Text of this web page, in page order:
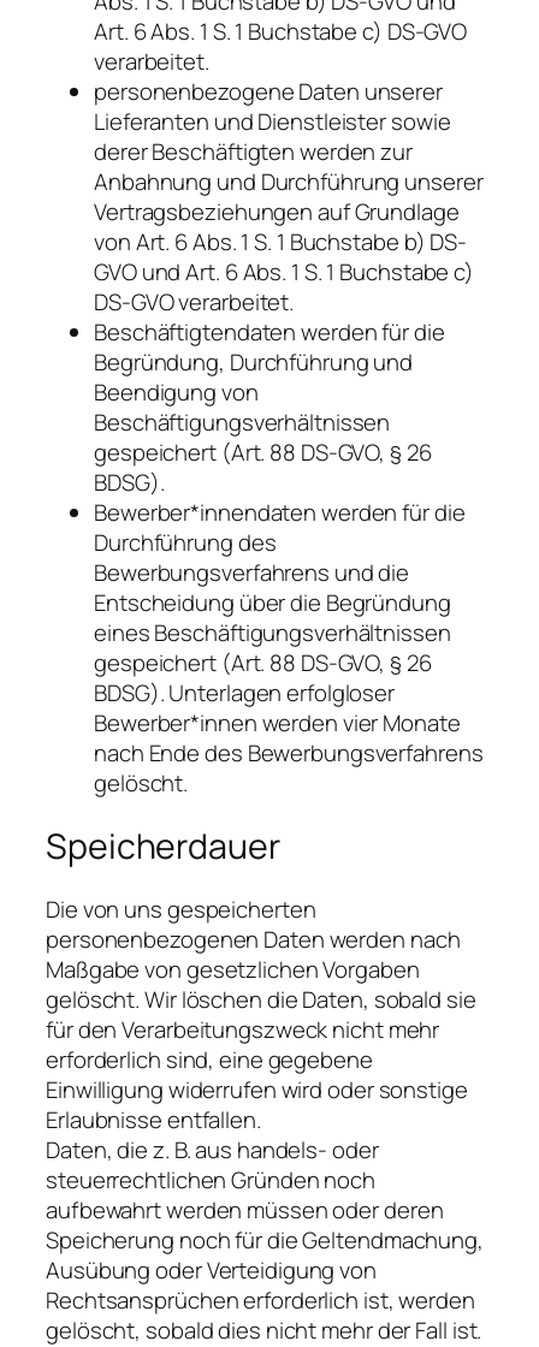
Art. 6 Abs. 1 S. 1 Buchstabe c) DS-GVO
verarbeitet.
personenbezogene Daten unserer
Lieferanten und Dienstleister sowie
derer Beschäftigten werden zur
Anbahnung und Durchführung unserer
Vertragsbeziehungen auf Grundlage
von Art. 6 Abs. 1 S. 1 Buchstabe b) DS-
GVO und Art. 6 Abs. 1 S. 1 Buchstabe c)
DS-GVO verarbeitet.
Beschäftigtendaten werden für die
Begründung, Durchführung und
Beendigung von
Beschäftigungsverhältnissen
gespeichert (Art. 88 DS-GVO, § 26
BDSG).
Bewerber*innendaten werden für die
Durchführung des
Bewerbungsverfahrens und die
Entscheidung über die Begründung
eines Beschäftigungsverhältnissen
gespeichert (Art. 88 DS-GVO, § 26
BDSG). Unterlagen erfolgloser
Bewerber*innen werden vier Monate
nach Ende des Bewerbungsverfahrens
gelöscht.
Speicherdauer
Die von uns gespeicherten
personenbezogenen Daten werden nach
Maßgabe von gesetzlichen Vorgaben
gelöscht. Wir löschen die Daten, sobald sie
für den Verarbeitungszweck nicht mehr
erforderlich sind, eine gegebene
Einwilligung widerrufen wird oder sonstige
Erlaubnisse entfallen.
Daten, die z. B. aus handels- oder
steuerrechtlichen Gründen noch
aufbewahrt werden müssen oder deren
Speicherung noch für die Geltendmachung,
Ausübung oder Verteidigung von
Rechtsansprüchen erforderlich ist, werden
gelöscht, sobald dies nicht mehr der Fall ist.